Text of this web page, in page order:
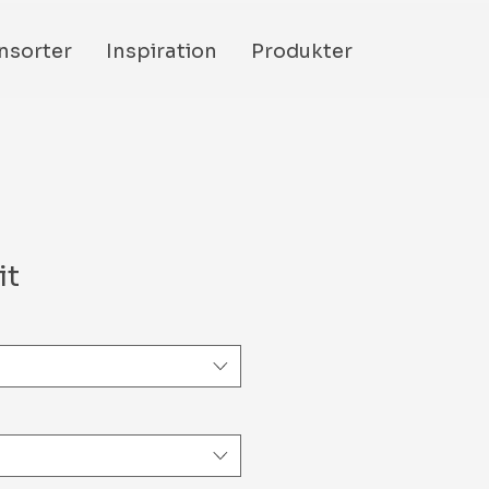
Inspiration Produkter